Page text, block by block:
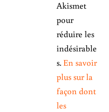
Akismet
pour
réduire les
indésirable
s. En savoir
plus sur la
façon dont
les